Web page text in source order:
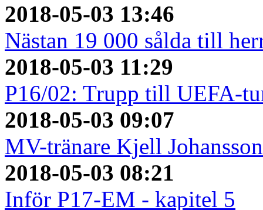
2018-05-03 13:46
Nästan 19 000 sålda till
2018-05-03 11:29
P16/02: Trupp till UEFA-
2018-05-03 09:07
MV-tränare Kjell
2018-05-03 08:21
Inför P17-EM - kapitel 5